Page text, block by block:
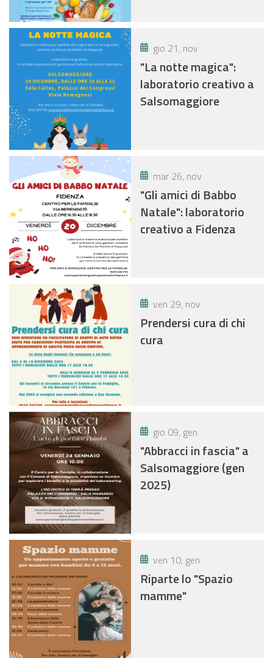
gio 21, nov
"La notte magica":
laboratorio creativo a
Salsomaggiore
mar 26, nov
"Gli amici di Babbo
Natale": laboratorio
creativo a Fidenza
ven 29, nov
Prendersi cura di chi
cura
gio 09, gen
"Abbracci in fascia" a
Salsomaggiore (gen
2025)
ven 10, gen
Riparte lo "Spazio
mamme"